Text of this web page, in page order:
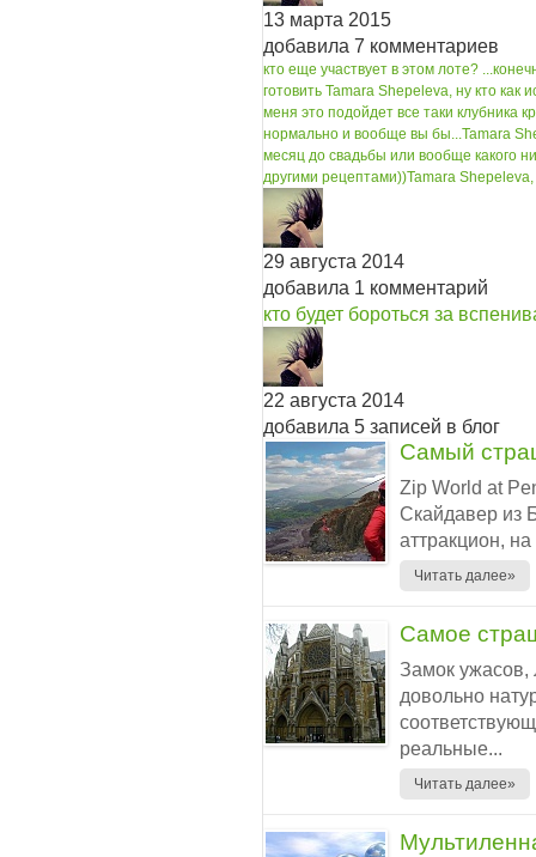
13 марта 2015
добавила 7 комментариев
кто еще участвует в этом лоте? ...
готовить Tamara Shepeleva, ну кто как
меня это подойдет все таки клубника
нормально и вообще вы бы...Tamara
месяц до свадьбы или вообще какого
другими рецептами))Tamara
29 августа 2014
добавила 1 комментарий
кто будет бороться за
22 августа 2014
добавила 5 записей в блог
Самый
Zip World at
Скайдавер из
аттракцион,
Читать далее»
Самое
Замок
довольно
реальные...
Читать далее»